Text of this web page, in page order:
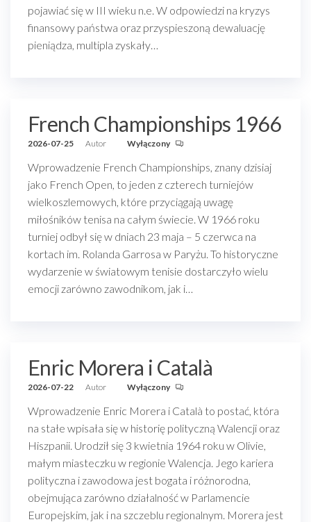
pojawiać się w III wieku n.e. W odpowiedzi na kryzys
finansowy państwa oraz przyspieszoną dewaluację
pieniądza, multipla zyskały…
French Championships 1966
2026-07-25 Autor Wyłączony
Wprowadzenie French Championships, znany dzisiaj
jako French Open, to jeden z czterech turniejów
wielkoszlemowych, które przyciągają uwagę
miłośników tenisa na całym świecie. W 1966 roku
turniej odbył się w dniach 23 maja – 5 czerwca na
kortach im. Rolanda Garrosa w Paryżu. To historyczne
wydarzenie w światowym tenisie dostarczyło wielu
emocji zarówno zawodnikom, jak i…
Enric Morera i Català
2026-07-22 Autor Wyłączony
Wprowadzenie Enric Morera i Català to postać, która
na stałe wpisała się w historię polityczną Walencji oraz
Hiszpanii. Urodził się 3 kwietnia 1964 roku w Olivie,
małym miasteczku w regionie Walencja. Jego kariera
polityczna i zawodowa jest bogata i różnorodna,
obejmująca zarówno działalność w Parlamencie
Europejskim, jak i na szczeblu regionalnym. Morera jest